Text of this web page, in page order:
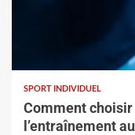
SPORT INDIVIDUEL
Comment choisir
l’entraînement